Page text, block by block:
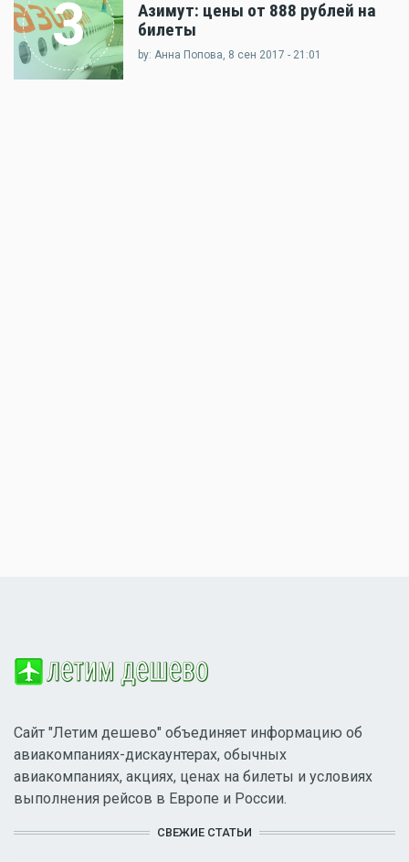
3
Азимут: цены от 888 рублей на
билеты
by: Анна Попова, 8 сен 2017 - 21:01
Сайт "Летим дешево" объединяет информацию об
авиакомпаниях-дискаунтерах, обычных
авиакомпаниях, акциях, ценах на билеты и условиях
выполнения рейсов в Европе и России.
СВЕЖИЕ СТАТЬИ